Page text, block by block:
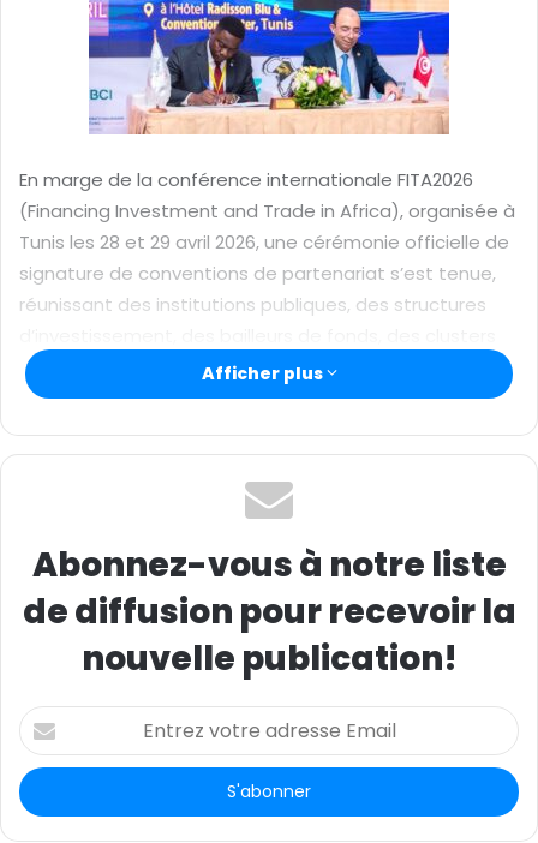
c
o
u
r
e
l
En marge de la conférence internationale FITA2026
(Financing Investment and Trade in Africa), organisée à
Tunis les 28 et 29 avril 2026, une cérémonie officielle de
signature de conventions de partenariat s’est tenue,
réunissant des institutions publiques, des structures
technologiques et des organisations panafricaines.
Afficher plus
Abonnez-vous à notre liste
de diffusion pour recevoir la
nouvelle publication!
E
n
r
e